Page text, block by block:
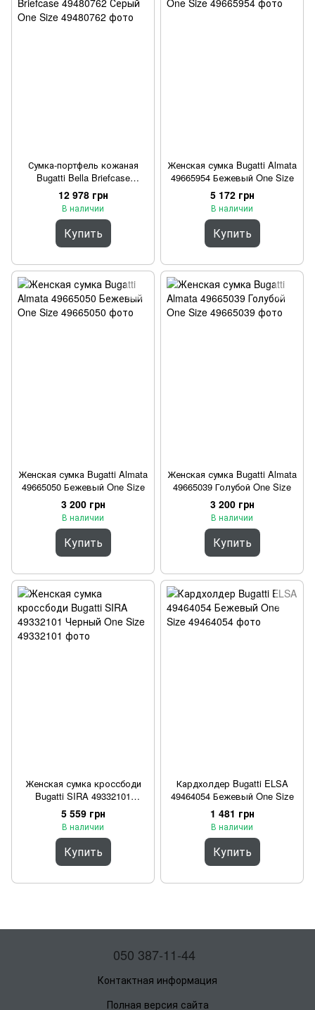
Сумка-портфель кожаная
Bugatti Bella Briefcase
49480762 Серый One Size
12 978 грн
В наличии
Купить
Женская сумка Bugatti Almata
49665954 Бежевый One Size
5 172 грн
В наличии
Купить
Женская сумка Bugatti Almata
49665050 Бежевый One Size
3 200 грн
В наличии
Купить
Женская сумка Bugatti Almata
49665039 Голубой One Size
3 200 грн
В наличии
Купить
Женская сумка кроссбоди
Bugatti SIRA 49332101
Черный One Size
5 559 грн
В наличии
Купить
Кардхолдер Bugatti ELSA
49464054 Бежевый One Size
1 481 грн
В наличии
Купить
050 387-11-44
Контактная информация
Полная версия сайта